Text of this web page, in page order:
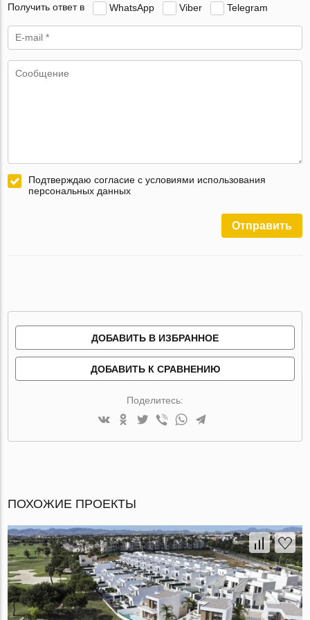
Получить ответ в WhatsApp Viber Telegram
Подтверждаю согласие с условиями использования
персональных данных
Отправить
ДОБАВИТЬ В ИЗБРАННОЕ
ДОБАВИТЬ К СРАВНЕНИЮ
Поделитесь:
ПОХОЖИЕ ПРОЕКТЫ